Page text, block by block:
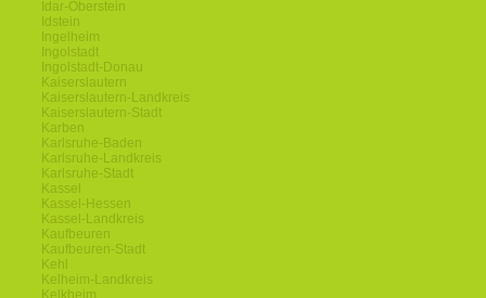
Idar-Oberstein
Idstein
Ingelheim
Ingolstadt
Ingolstadt-Donau
Kaiserslautern
Kaiserslautern-Landkreis
Kaiserslautern-Stadt
Karben
Karlsruhe-Baden
Karlsruhe-Landkreis
Karlsruhe-Stadt
Kassel
Kassel-Hessen
Kassel-Landkreis
Kaufbeuren
Kaufbeuren-Stadt
Kehl
Kelheim-Landkreis
Kelkheim